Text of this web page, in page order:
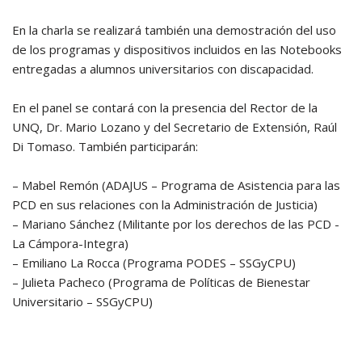
En la charla se realizará también una demostración del uso
de los programas y dispositivos incluidos en las Notebooks
entregadas a alumnos universitarios con discapacidad.
En el panel se contará con la presencia del Rector de la
UNQ, Dr. Mario Lozano y del Secretario de Extensión, Raúl
Di Tomaso. También participarán:
– Mabel Remón (ADAJUS – Programa de Asistencia para las
PCD en sus relaciones con la Administración de Justicia)
– Mariano Sánchez (Militante por los derechos de las PCD -
La Cámpora-Integra)
– Emiliano La Rocca (Programa PODES – SSGyCPU)
– Julieta Pacheco (Programa de Políticas de Bienestar
Universitario – SSGyCPU)